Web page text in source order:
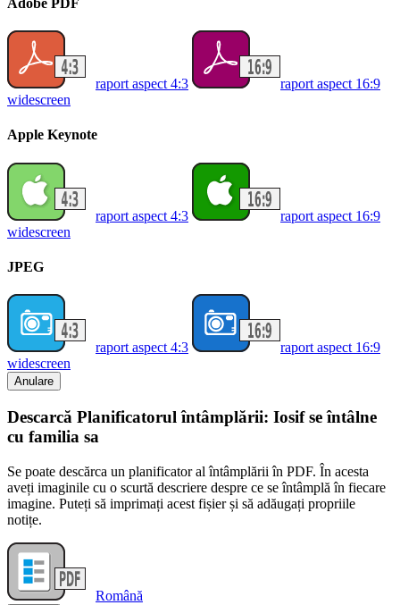
Adobe PDF
raport aspect 4:3
raport aspect 16:9
widescreen
Apple Keynote
raport aspect 4:3
raport aspect 16:9
widescreen
JPEG
raport aspect 4:3
raport aspect 16:9
widescreen
Anulare
Descarcă Planificatorul întâmplării: Iosif se întâlne
cu familia sa
Se poate descărca un planificator al întâmplării în PDF. În acesta
aveți imaginile cu o scurtă descriere despre ce se întâmplă în fiecare
imagine. Puteți să imprimați acest fișier și să adăugați propriile
notițe.
Română